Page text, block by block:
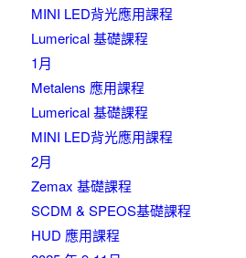
MINI LED背光應用課程
Lumerical 基礎課程
1月
Metalens 應用課程
Lumerical 基礎課程
MINI LED背光應用課程
2月
Zemax 基礎課程
SCDM & SPEOS基礎課程
HUD 應用課程